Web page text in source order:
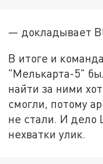
— докладывает
В итоге и
"Мелькарта-5"
найти за ними
смогли, потому
не стали. И дело
нехватки улик.